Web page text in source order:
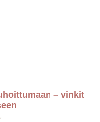
– vinkit